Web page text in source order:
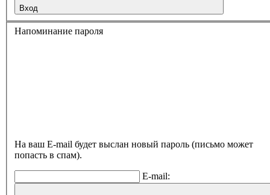
Вход
Напоминание пароля
На ваш E-mail будет выслан новый пароль (письмо может
попасть в спам).
E-mail: